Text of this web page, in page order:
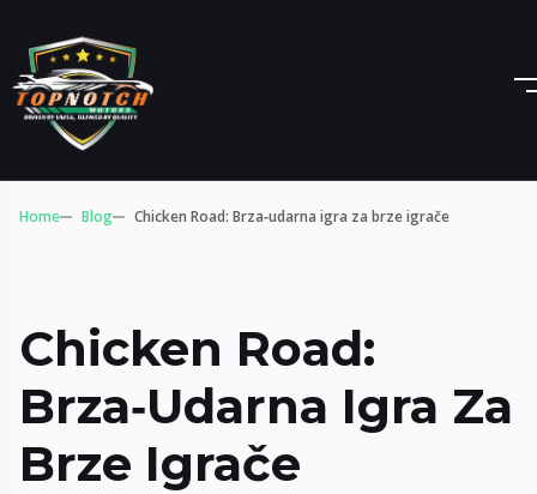
Home Blog Chicken Road: Brza‑udarna igra za brze igrače
Chicken Road:
Brza‑udarna Igra Za
Brze Igrače